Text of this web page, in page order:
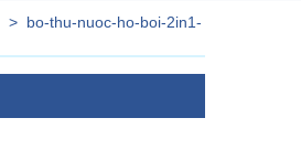
> bo-thu-nuoc-ho-boi-2in1-